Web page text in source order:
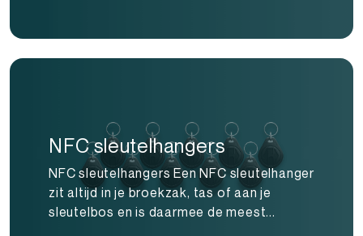
NFC sleutelhangers
NFC sleutelhangers Een NFC sleutelhanger
zit altijd in je broekzak, tas of aan je
sleutelbos en is daarmee de meest...